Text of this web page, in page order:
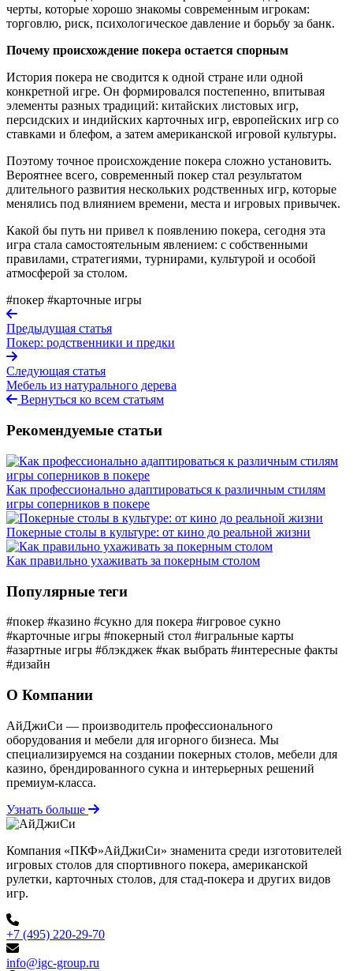
черты, которые хорошо знакомы современным игрокам:
торговлю, риск, психологическое давление и борьбу за банк.
Почему происхождение покера остается спорным
История покера не сводится к одной стране или одной
конкретной игре. Он формировался постепенно, впитывая
элементы разных традиций: китайских листовых игр,
персидских и индийских карточных игр, европейских игр со
ставками и блефом, а затем американской игровой культуры.
Поэтому точное происхождение покера сложно установить.
Вероятнее всего, современный покер стал результатом
длительного развития нескольких родственных игр, которые
менялись под влиянием времени, места и игровых привычек.
Какой бы путь ни привел к появлению покера, сегодня эта
игра стала самостоятельным явлением: с собственными
правилами, стратегиями, турнирами, культурой и особой
атмосферой за столом.
#покер #карточные игры
Предыдущая статья
Покер: родственники и предки
Следующая статья
Мебель из натурального дерева
Вернуться ко всем статьям
Рекомендуемые статьи
Как профессионально адаптироваться к различным стилям
игры соперников в покере
Покерные столы в культуре: от кино до реальной жизни
Как правильно ухаживать за покерным столом
Популярные теги
#покер #казино #сукно для покера #игровое сукно
#карточные игры #покерный стол #игральные карты
#азартные игры #блэкджек #как выбрать #интересные факты
#дизайн
О Компании
АйДжиСи — производитель профессионального
оборудования и мебели для игорного бизнеса. Мы
специализируемся на создании покерных столов, мебели для
казино, брендированного сукна и интерьерных решений
премиум-класса.
Узнать больше
Компания «ПКФ»АйДжиСи» знаменита среди изготовителей
игровых столов для спортивного покера, американской
рулетки, карточных столов, для стад-покера и других видов
игр.
+7 (495) 220-29-70
info@igc-group.ru